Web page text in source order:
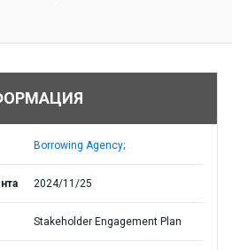
Borrowing Agency;
2024/11/25
Stakeholder Engagement Plan